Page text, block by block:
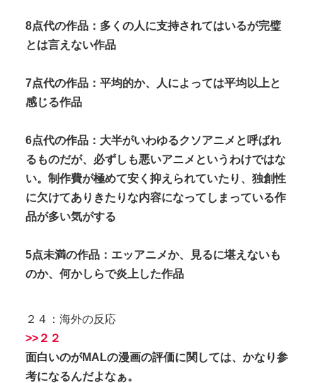
8点代の作品：多くの人に支持されてはいるが完璧
とは言えない作品
7点代の作品：平均的か、人によっては平均以上と
感じる作品
6点代の作品：大半がいわゆるクソアニメと呼ばれ
るものだが、必ずしも悪いアニメというわけではな
い。制作費が極めて安く抑えられていたり、独創性
に欠けてありきたりな内容になってしまっている作
品が多い気がする
5点未満の作品：エッアニメか、見るに堪えないも
のか、何かしらで炎上した作品
２４：海外の反応
>>２２
面白いのがMALの漫画の評価に関しては、かなり参
考になるんだよなぁ。